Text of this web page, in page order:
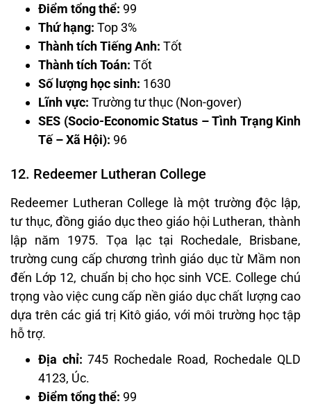
Điểm tổng thể: 99
Thứ hạng: Top 3%
Thành tích Tiếng Anh: Tốt
Thành tích Toán: Tốt
Số lượng học sinh: 1630
Lĩnh vực: Trường tư thục (Non-gover)
SES (Socio-Economic Status – Tình Trạng Kinh
Tế – Xã Hội): 96
12. Redeemer Lutheran College
Redeemer Lutheran College là một trường độc lập,
tư thục, đồng giáo dục theo giáo hội Lutheran, thành
lập năm 1975. Tọa lạc tại Rochedale, Brisbane,
trường cung cấp chương trình giáo dục từ Mầm non
đến Lớp 12, chuẩn bị cho học sinh VCE. College chú
trọng vào việc cung cấp nền giáo dục chất lượng cao
dựa trên các giá trị Kitô giáo, với môi trường học tập
hỗ trợ.
Địa chỉ: 745 Rochedale Road, Rochedale QLD
4123, Úc.
Điểm tổng thể: 99